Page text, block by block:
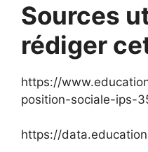
Sources
rédiger
https://
position-sociale-ips-
https://